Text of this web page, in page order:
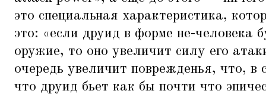
это специальная характеристика,
это: «если друид в форме не-человека
оружие, то оно увеличит силу его
очередь увеличит поврежденья, что, в
что друид бьет как бы почти что